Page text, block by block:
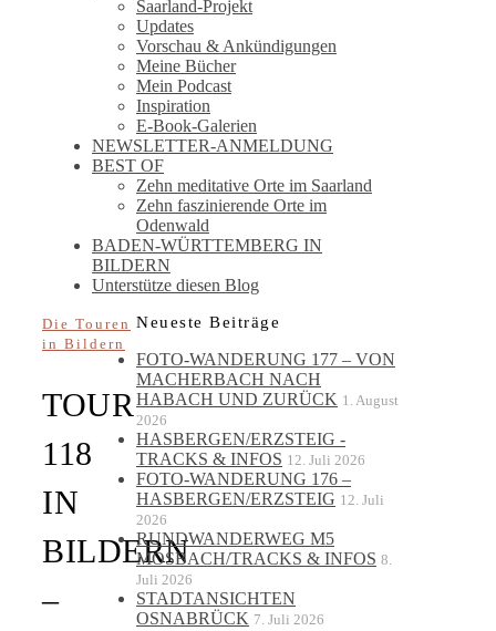
Saarland-Projekt
Updates
Vorschau & Ankündigungen
Meine Bücher
Mein Podcast
Inspiration
E-Book-Galerien
NEWSLETTER-ANMELDUNG
BEST OF
Zehn meditative Orte im Saarland
Zehn faszinierende Orte im
Odenwald
BADEN-WÜRTTEMBERG IN
BILDERN
Unterstütze diesen Blog
Die Touren
in Bildern
TOUR
118
IN
BILDERN
–
Neueste Beiträge
FOTO-WANDERUNG 177 – VON
MACHERBACH NACH
HABACH UND ZURÜCK 1. August
2026
HASBERGEN/ERZSTEIG -
TRACKS & INFOS 12. Juli 2026
FOTO-WANDERUNG 176 –
HASBERGEN/ERZSTEIG 12. Juli
2026
RUNDWANDERWEG M5
MOSBACH/TRACKS & INFOS 8.
Juli 2026
STADTANSICHTEN
OSNABRÜCK 7. Juli 2026